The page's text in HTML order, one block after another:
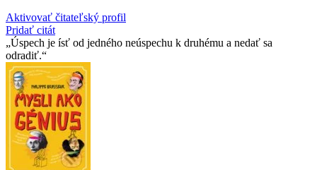
Aktivovať čitateľský profil
Pridať citát
Úspech je ísť od jedného neúspechu k druhému a nedať sa
odradiť.